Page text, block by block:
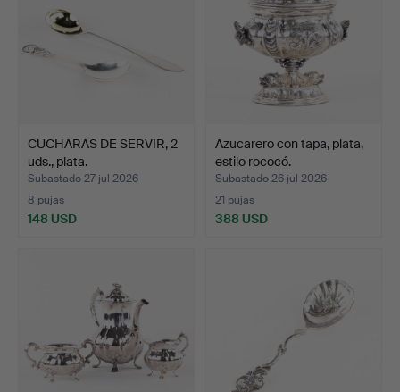
CUCHARAS DE SERVIR, 2
uds., plata.
Subastado 27 jul 2026
8 pujas
148 USD
Azucarero con tapa, plata,
estilo rococó.
Subastado 26 jul 2026
21 pujas
388 USD